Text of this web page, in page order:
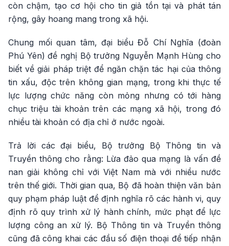
còn chậm, tạo cơ hội cho tin giả tồn tại và phát tán
rộng, gây hoang mang trong xã hội.
Chung mối quan tâm, đại biểu Đỗ Chí Nghĩa (đoàn
Phú Yên) đề nghị Bộ trưởng Nguyễn Mạnh Hùng cho
biết về giải pháp triệt để ngăn chặn tác hại của thông
tin xấu, độc trên không gian mạng, trong khi thực tế
lực lượng chức năng còn mỏng nhưng có tới hàng
chục triệu tài khoản trên các mạng xã hội, trong đó
nhiều tài khoản có địa chỉ ở nước ngoài.
Trả lời các đại biểu, Bộ trưởng Bộ Thông tin và
Truyền thông cho rằng: Lừa đảo qua mạng là vấn đề
nan giải không chỉ với Việt Nam mà với nhiều nước
trên thế giới. Thời gian qua, Bộ đã hoàn thiện văn bản
quy phạm pháp luật để định nghĩa rõ các hành vi, quy
định rõ quy trình xử lý hành chính, mức phạt để lực
lượng công an xử lý. Bộ Thông tin và Truyền thông
cũng đã công khai các đầu số điện thoại để tiếp nhận